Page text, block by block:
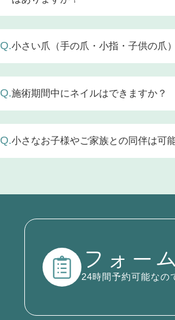
のが現状です。
だと自信を持ってご案内しておりま
てもらうことで可能な限り再発を防
Q.小さい爪（手の爪・小指・子供の爪
場合でも基本的に矯正が可能です。
一部の店舗では対応できない場合が
Q.施術期間中にネイルはできますか？
Q.小さなお子様やご家族との同伴は可
フォー
24時間予約可能なの